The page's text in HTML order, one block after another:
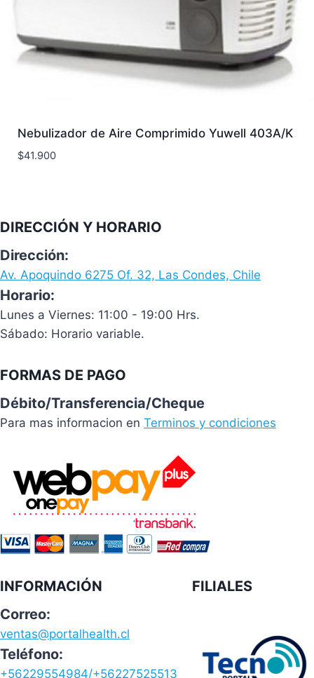
Nebulizador de Aire Comprimido Yuwell 403A/K
$41.900
DIRECCIÓN Y HORARIO
Dirección:
Av. Apoquindo 6275 Of. 32, Las Condes, Chile
Horario:
Lunes a Viernes: 11:00 - 19:00 Hrs.
Sábado: Horario variable.
FORMAS DE PAGO
Débito/Transferencia/Cheque
Para mas informacion en Terminos y condiciones
INFORMACIÓN
Correo:
ventas@portalhealth.cl
Teléfono:
+56229554984/+56227525513
FILIALES